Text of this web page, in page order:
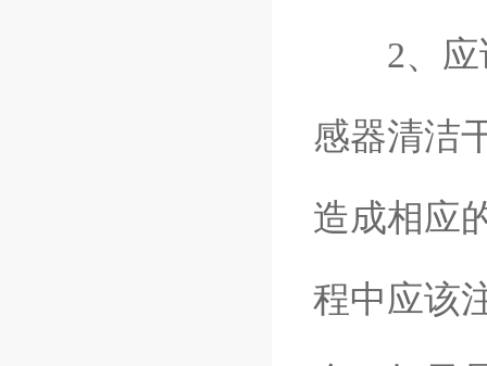
2、应该
感器清洁
造成相应
程中应该